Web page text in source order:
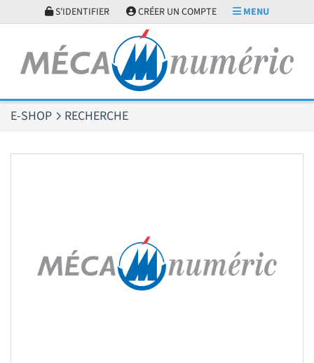
S'IDENTIFIER CRÉER UN COMPTE MENU
E-SHOP RECHERCHE
Panneau de gestion des cookies